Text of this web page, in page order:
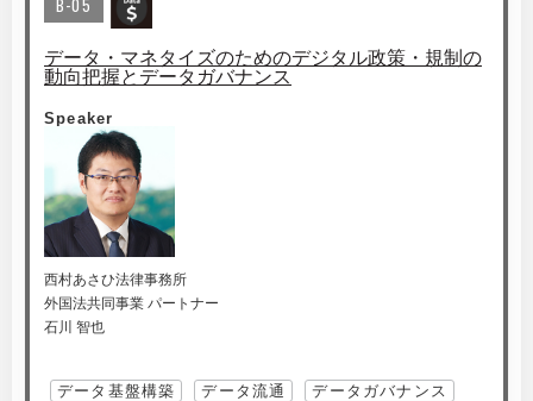
B-05
データ・マネタイズのためのデジタル政策・規制の
動向把握とデータガバナンス
Speaker
西村あさひ法律事務所
外国法共同事業 パートナー
石川 智也
データ基盤構築 データ流通 データガバナンス